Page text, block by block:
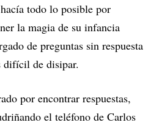
todo lo posible por
la magia de su infancia
de preguntas sin respuesta
difícil de disipar.
por encontrar respuestas,
el teléfono de Carlos